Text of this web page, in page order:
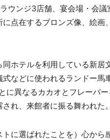
ウンジ3店舗、宴会場・会
点在するブロンズ像、絵
ホテルを利用している新居
などに使われるランドー
に異なるカカオとフレーバ
れ、来館者に振る舞われた。
に選ばれたことを）心から